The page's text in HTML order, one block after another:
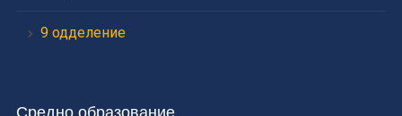
9 одделение